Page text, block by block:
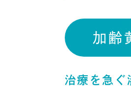
加齢
治療を急ぐ